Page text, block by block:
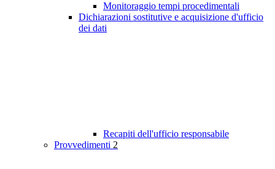
Monitoraggio tempi procedimentali
Dichiarazioni sostitutive e acquisizione d'ufficio
dei dati
Recapiti dell'ufficio responsabile
Provvedimenti 2